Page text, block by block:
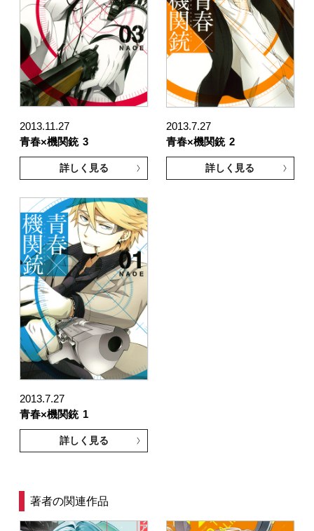
2013.11.27
青春×機関銃 3
詳しく見る
2013.7.27
青春×機関銃 2
詳しく見る
2013.7.27
青春×機関銃 1
詳しく見る
著者の関連作品